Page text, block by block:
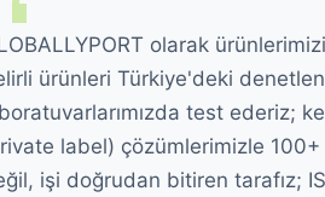
olarak
ürünleri Türkiye'deki
test ederiz;
label) çözümlerimizle
işi doğrudan bitiren tarafız;